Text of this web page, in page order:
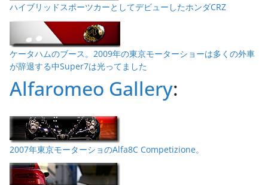
ハイブリッドスポーツカーとしてデビューしたホンダCRZ
ケータハムのブース。2009年の東京モーターショーは多くの外車
が辞退する中Super7は光ってました
Alfaromeo Gallery:
2007年東京モーターショのAlfa8C Competizione。